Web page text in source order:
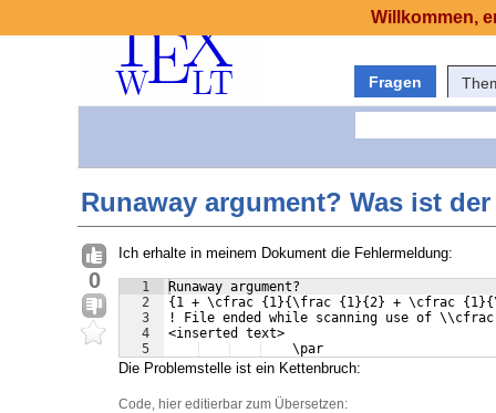
Fragen
Runaway argument? Was ist
0
Ich erhalte in meinem Dokument die Fehlermeldung:
1
2
3
4
5
Runaway argument?
{1 + \cfrac {1}{\frac {1}{2} + \cfrac
! File ended while scanning use of
<inserted text>
    \par
Die Problemstelle ist ein Kettenbruch:
Code, hier editierbar zum Übersetzen:
Willkommen,